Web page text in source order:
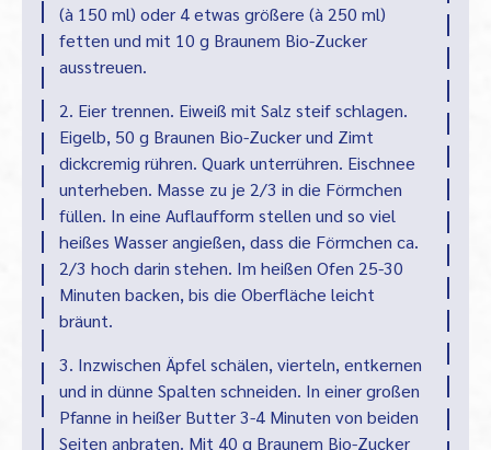
(à 150 ml) oder 4 etwas größere (à 250 ml)
fetten und mit 10 g Braunem Bio-Zucker
ausstreuen.
2. Eier trennen. Eiweiß mit Salz steif schlagen.
Eigelb, 50 g Braunen Bio-Zucker und Zimt
dickcremig rühren. Quark unterrühren. Eischnee
unterheben. Masse zu je 2/3 in die Förmchen
füllen. In eine Auflaufform stellen und so viel
heißes Wasser angießen, dass die Förmchen ca.
2/3 hoch darin stehen. Im heißen Ofen 25-30
Minuten backen, bis die Oberfläche leicht
bräunt.
3. Inzwischen Äpfel schälen, vierteln, entkernen
und in dünne Spalten schneiden. In einer großen
Pfanne in heißer Butter 3-4 Minuten von beiden
Seiten anbraten. Mit 40 g Braunem Bio-Zucker